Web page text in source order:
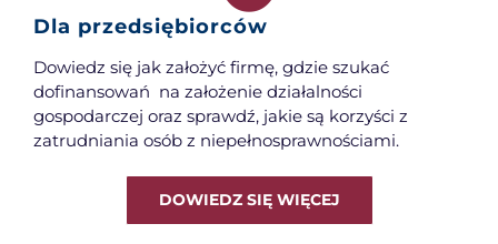
Dla przedsiębiorców
Dowiedz się jak założyć firmę, gdzie szukać
dofinansowań na założenie działalności
gospodarczej oraz sprawdź, jakie są korzyści z
zatrudniania osób z niepełnosprawnościami.
DOWIEDZ SIĘ WIĘCEJ